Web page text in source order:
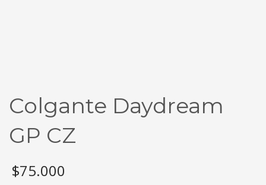
Colgante Daydream
GP CZ
$75.000